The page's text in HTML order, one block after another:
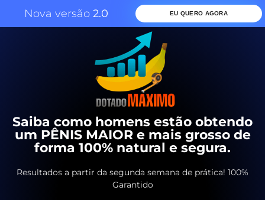
Nova versão 2.0 EU QUERO AGORA
Saiba como homens estão obtendo
um PÊNIS MAIOR e mais grosso de
forma 100% natural e segura.
Resultados a partir da segunda semana de prática! 100%
Garantido